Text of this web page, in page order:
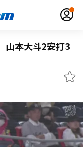
山本大斗2安打3